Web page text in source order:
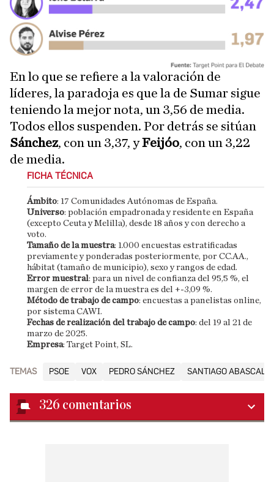
En lo que se refiere a la valoración de
líderes, la paradoja es que la de Sumar sigue
teniendo la mejor nota, un 3,56 de media.
Todos ellos suspenden. Por detrás se sitúan
Sánchez, con un 3,37, yFeijóo, con un 3,22
de media.
FICHA TÉCNICA
Ámbito: 17 Comunidades Autónomas de España.
Universo: población empadronada y residente en España
(excepto Ceuta y Melilla), desde 18 años y con derecho a
voto.
Tamaño de la muestra: 1.000 encuestas estratificadas
previamente y ponderadas posteriormente, por CC.AA.,
hábitat (tamaño de municipio), sexo y rangos de edad.
Error muestral: para un nivel de confianza del 95,5 %, el
margen de error de la muestra es del +-3,09 %.
Método de trabajo de campo: encuestas a panelistas online,
por sistema CAWI.
Fechas de realización del trabajo de campo: del 19 al 21 de
marzo de 2025.
Empresa: Target Point, SL.
TEMAS PSOE VOX PEDRO SÁNCHEZ SANTIAGO ABASCAL
326 comentarios